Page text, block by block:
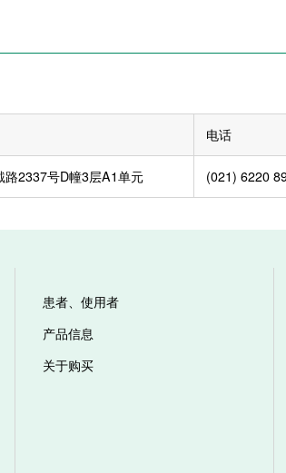
电话
路2337号D幢3层A1单元 (021) 6220
患者、使用者
产品信息
关于购买